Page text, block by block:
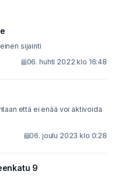
sijainti
06. huhti 2022 klo 16:48
että ei enää voi aktivoida
06. joulu 2023 klo 0:28
9